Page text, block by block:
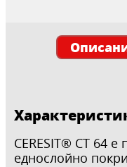
CERESIT® CT 64
еднослойно